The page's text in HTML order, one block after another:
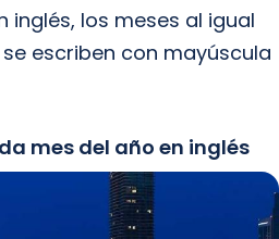
inglés, los meses al igual
escriben con mayúscula
mes del año en inglés